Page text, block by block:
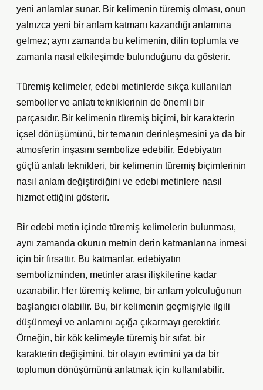
yeni anlamlar sunar. Bir kelimenin türemiş olması, onun
yalnızca yeni bir anlam katmanı kazandığı anlamına
gelmez; aynı zamanda bu kelimenin, dilin toplumla ve
zamanla nasıl etkileşimde bulunduğunu da gösterir.
Türemiş kelimeler, edebi metinlerde sıkça kullanılan
semboller ve anlatı tekniklerinin de önemli bir
parçasıdır. Bir kelimenin türemiş biçimi, bir karakterin
içsel dönüşümünü, bir temanın derinleşmesini ya da bir
atmosferin inşasını sembolize edebilir. Edebiyatın
güçlü anlatı teknikleri, bir kelimenin türemiş biçimlerinin
nasıl anlam değiştirdiğini ve edebi metinlere nasıl
hizmet ettiğini gösterir.
Bir edebi metin içinde türemiş kelimelerin bulunması,
aynı zamanda okurun metnin derin katmanlarına inmesi
için bir fırsattır. Bu katmanlar, edebiyatın
sembolizminden, metinler arası ilişkilerine kadar
uzanabilir. Her türemiş kelime, bir anlam yolculuğunun
başlangıcı olabilir. Bu, bir kelimenin geçmişiyle ilgili
düşünmeyi ve anlamını açığa çıkarmayı gerektirir.
Örneğin, bir kök kelimeyle türemiş bir sıfat, bir
karakterin değişimini, bir olayın evrimini ya da bir
toplumun dönüşümünü anlatmak için kullanılabilir.